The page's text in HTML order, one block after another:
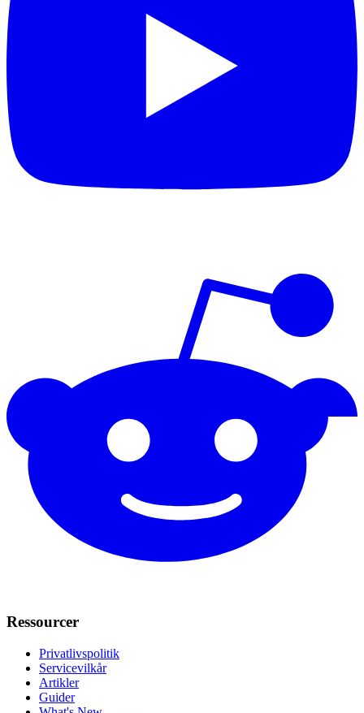
Ressourcer
Privatlivspolitik
Servicevilkår
Artikler
Guider